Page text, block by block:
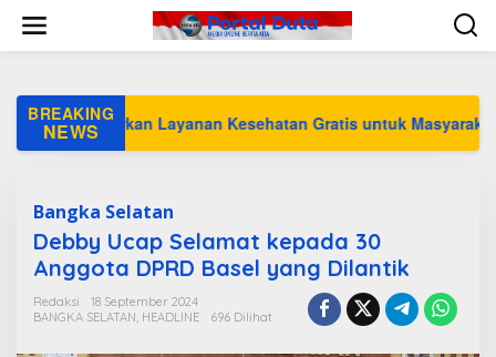
w
BREAKING
NEWS
Hadirkan Layanan Kesehatan Gratis untuk Masyarakat Jakarta
Bangka Selatan
Debby Ucap Selamat kepada 30
Anggota DPRD Basel yang Dilantik
Redaksi
18 September 2024
BANGKA SELATAN, HEADLINE 696 Dilihat